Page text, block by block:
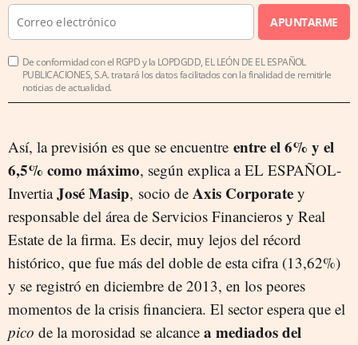
APUNTARME
De conformidad con el RGPD y la LOPDGDD, EL LEÓN DE EL ESPAÑOL
PUBLICACIONES, S.A. tratará los datos facilitados con la finalidad de remitirle
noticias de actualidad.
Así, la previsión es que se encuentre entre el 6% y el
6,5% como máximo, según explica a EL ESPAÑOL-
InvertiaJosé Masip, socio de Axis Corporate y
responsable del área de Servicios Financieros y Real
Estate de la firma. Es decir, muy lejos del récord
histórico, que fue más del doble de esta cifra (13,62%)
y se registró en diciembre de 2013, en los peores
momentos de la crisis financiera. El sector espera que el
pico de la morosidad se alcance a mediados del